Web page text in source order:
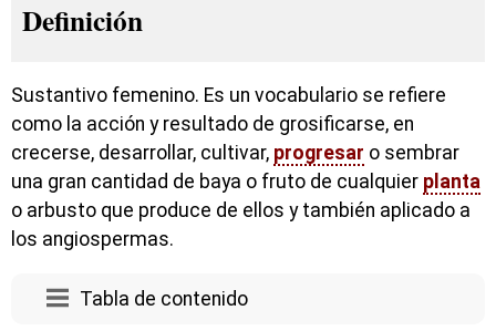
Definición
Sustantivo femenino. Es un vocabulario se refiere
como la acción y resultado de grosificarse, en
crecerse, desarrollar, cultivar, progresar o sembrar
una gran cantidad de baya o fruto de cualquier planta
o arbusto que produce de ellos y también aplicado a
los angiospermas.
Tabla de contenido